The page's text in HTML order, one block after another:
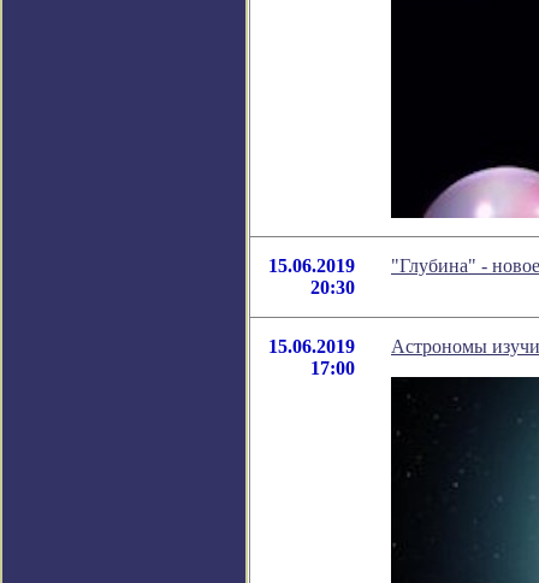
15.06.2019
20:30
"Глубина" -
15.06.2019
17:00
Астрономы